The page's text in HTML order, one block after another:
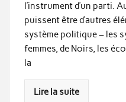
l’instrument d’un parti.
puissent être d’autres
système politique – les
femmes, de Noirs, les
la
Lire la suite